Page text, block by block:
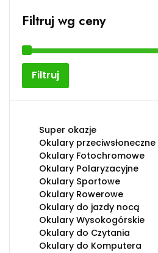
Filtruj wg ceny
Filtruj
Super okazje
Okulary przeciwsłoneczne
Okulary Fotochromowe
Okulary Polaryzacyjne
Okulary Sportowe
Okulary Rowerowe
Okulary do jazdy nocą
Okulary Wysokogórskie
Okulary do Czytania
Okulary do Komputera